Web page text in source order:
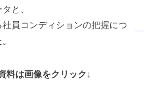
と、
員コンディションの把握につ
料は画像をクリック↓